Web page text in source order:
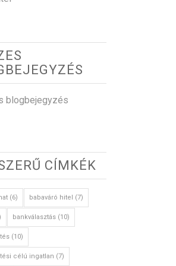
blogbejegyzés
CÍMKÉK
(6) babaváró hitel (7)
bankválasztás (10)
(10)
célú ingatlan (7)